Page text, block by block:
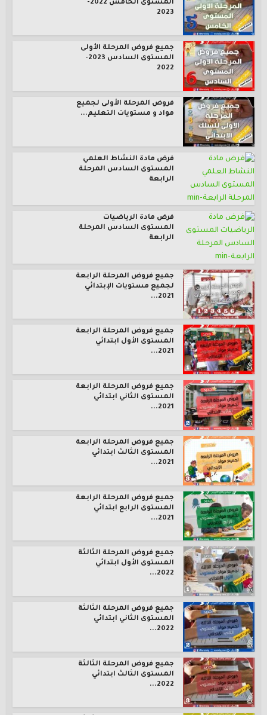
المستوى الخامس 2022-
2023
جميع فروض المرحلة الأولى
المستوى السادس 2023-
2022
فروض المرحلة الأولى لجميع
مواد و مستويات التعليم...
فرض مادة النشاط العلمي
المستوى السادس المرحلة
الرابعة
فرض مادة الرياضيات
المستوى السادس المرحلة
الرابعة
جميع فروض المرحلة الرابعة
لجميع مستويات الإبتدائي
2021...
جميع فروض المرحلة الرابعة
المستوى الأول ابتدائي
2021...
جميع فروض المرحلة الرابعة
المستوى الثاني ابتدائي
2021...
جميع فروض المرحلة الرابعة
المستوى الثالث ابتدائي
2021...
جميع فروض المرحلة الرابعة
المستوى الرابع ابتدائي
2021...
جميع فروض المرحلة الثالثة
المستوى الأول ابتدائي
2022...
جميع فروض المرحلة الثالثة
المستوى الثاني ابتدائي
2022...
جميع فروض المرحلة الثالثة
المستوى الثالث ابتدائي
2022...